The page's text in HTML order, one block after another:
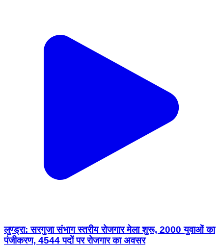
लुण्ड्रा: सरगुजा संभाग स्तरीय रोजगार मेला शुरू, 2000 युवाओं का
पंजीकरण, 4544 पदों पर रोजगार का अवसर